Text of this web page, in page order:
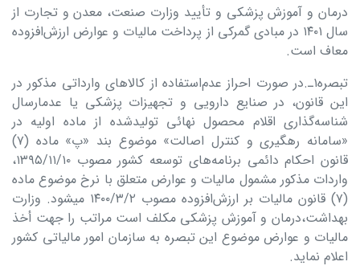
درمان و آموزش پزشکی و تأیید وزارت صنعت، معدن و تجارت از
سال ۱۴۰۱ در مبادی گمرکی از پرداخت مالیات و عوارض ارزش‌افزوده
معاف است.
تبصره۱ـ.در ­صورت احراز عدم‌استفاده از کالاهای وارداتی مذکور در
این قانون، در صنایع دارویی و تجهیزات پزشکی یا عدم­ارسال
شناسه‌گذاری اقلام محصول نهائی تولیدشده از ماده اولیه در
«سامانه رهگیری و کنترل اصالت» موضوع بند «پ» ماده (۷)
قانون احکام دائمی برنامه‌های توسعه کشور مصوب ۱۳۹۵/۱۱/۱۰،
واردات مذکور مشمول مالیات و عوارض متعلق با نرخ موضوع ماده
(۷) قانون مالیات بر ارزش‌افزوده مصوب ۱۴۰۰/۳/۲ می‏شود. وزارت
بهداشت،درمان و آموزش پزشکی مکلف است مراتب را جهت أخذ
مالیات و عوارض موضوع این تبصره به سازمان امور مالیاتی کشور
اعلام نماید.